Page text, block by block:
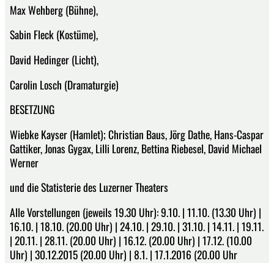
Max Wehberg (Bühne),
Sabin Fleck (Kostüme),
David Hedinger (Licht),
Carolin Losch (Dramaturgie)
BESETZUNG
Wiebke Kayser (Hamlet); Christian Baus, Jörg Dathe, Hans-Caspar
Gattiker, Jonas Gygax, Lilli Lorenz, Bettina Riebesel, David Michael
Werner
und die Statisterie des Luzerner Theaters
Alle Vorstellungen (jeweils 19.30 Uhr): 9.10. | 11.10. (13.30 Uhr) |
16.10. | 18.10. (20.00 Uhr) | 24.10. | 29.10. | 31.10. | 14.11. | 19.11.
| 20.11. | 28.11. (20.00 Uhr) | 16.12. (20.00 Uhr) | 17.12. (10.00
Uhr) | 30.12.2015 (20.00 Uhr) | 8.1. | 17.1.2016 (20.00 Uhr